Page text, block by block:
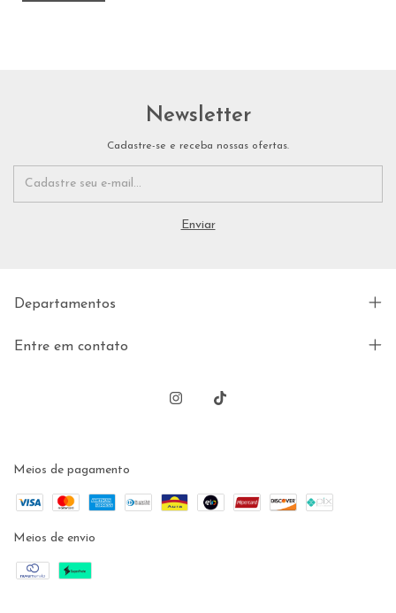
Newsletter
Cadastre-se e receba nossas ofertas.
Departamentos
Entre em contato
Meios de pagamento
Meios de envio